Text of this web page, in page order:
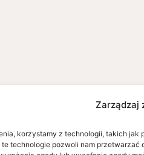
Zarządzaj
korzystamy z technologii, takich
technologie pozwoli nam